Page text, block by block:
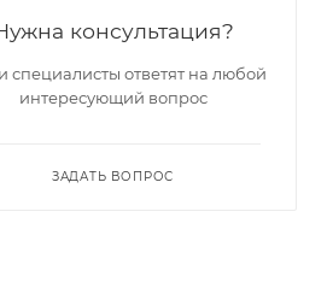
консультация?
специалисты ответят на любой
интересующий вопрос
ЗАДАТЬ ВОПРОС